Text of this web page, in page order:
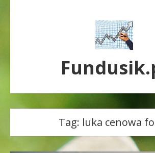
Tag: luka cenowa